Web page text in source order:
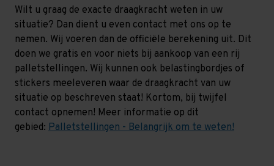
Wilt u graag de exacte draagkracht weten in uw
situatie? Dan dient u even contact met ons op te
nemen. Wij voeren dan de officiële berekening uit. Dit
doen we gratis en voor niets bij aankoop van een rij
palletstellingen. Wij kunnen ook belastingbordjes of
stickers meeleveren waar de draagkracht van uw
situatie op beschreven staat! Kortom, bij twijfel
contact opnemen! Meer informatie op dit
gebied: Palletstellingen - Belangrijk om te weten!